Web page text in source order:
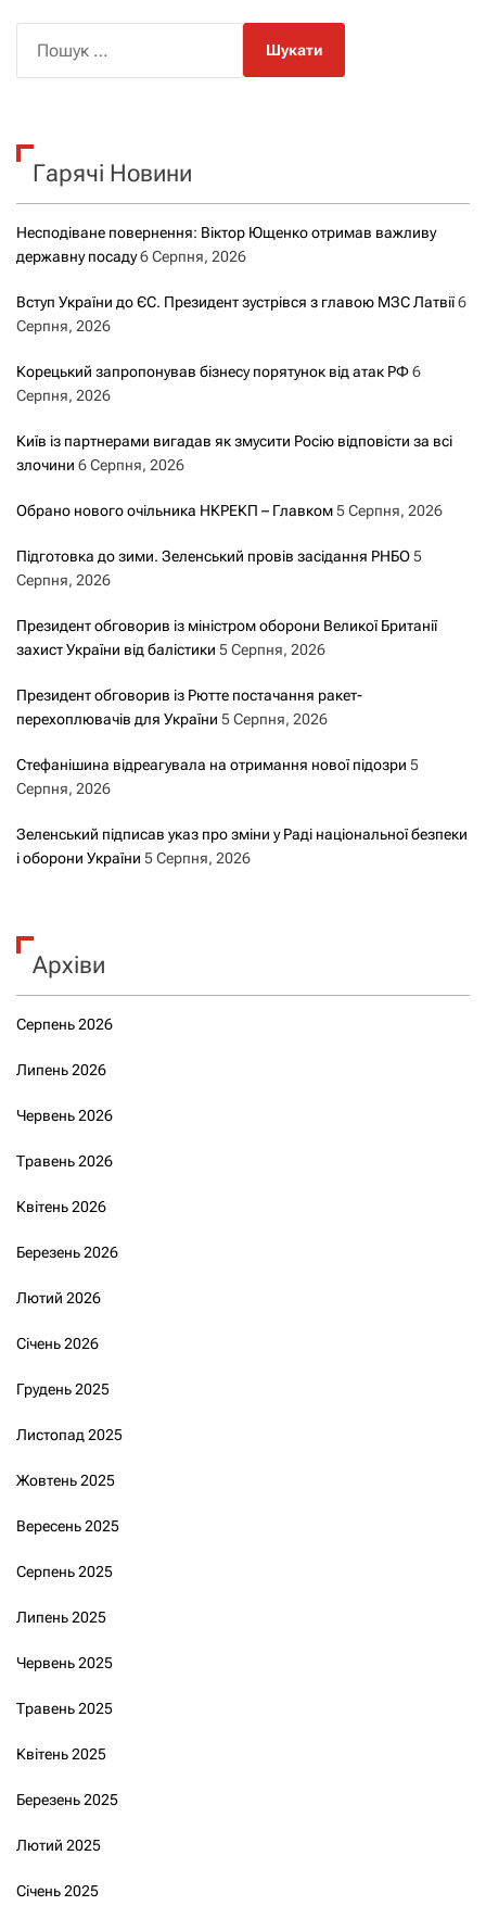
к
Гарячі Новини
Несподіване повернення: Віктор Ющенко отримав важливу
державну посаду6 Серпня, 2026
Вступ України до ЄС. Президент зустрівся з главою МЗС Латвії6
Серпня, 2026
Корецький запропонував бізнесу порятунок від атак РФ6
Серпня, 2026
Київ із партнерами вигадав як змусити Росію відповісти за всі
злочини 6 Серпня, 2026
Обрано нового очільника НКРЕКП – Главком5 Серпня, 2026
Підготовка до зими. Зеленський провів засідання РНБО5
Серпня, 2026
Президент обговорив із міністром оборони Великої Британії
захист України від балістики 5 Серпня, 2026
Президент обговорив із Рютте постачання ракет-
перехоплювачів для України 5 Серпня, 2026
Стефанішина відреагувала на отримання нової підозри 5
Серпня, 2026
Зеленський підписав указ про зміни у Раді національної безпеки
і оборони України 5 Серпня, 2026
Архіви
Серпень 2026
Липень 2026
Червень 2026
Травень 2026
Квітень 2026
Березень 2026
Лютий 2026
Січень 2026
Грудень 2025
Листопад 2025
Жовтень 2025
Вересень 2025
Серпень 2025
Липень 2025
Червень 2025
Травень 2025
Квітень 2025
Березень 2025
Лютий 2025
Січень 2025